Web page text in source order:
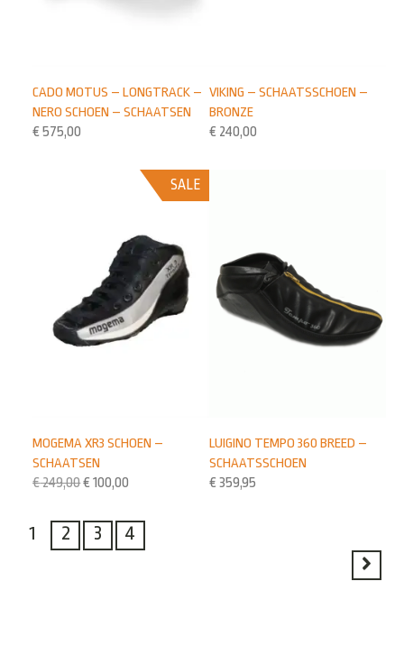
VIKING – SCHAATSSCHOEN –
BRONZE
€ 240,00
CADO MOTUS – LONGTRACK –
NERO SCHOEN – SCHAATSEN
€ 575,00
LUIGINO TEMPO 360 BREED –
SCHAATSSCHOEN
€ 359,95
SALE
MOGEMA XR3 SCHOEN –
SCHAATSEN
€249,00€ 100,00
1 2 3 4